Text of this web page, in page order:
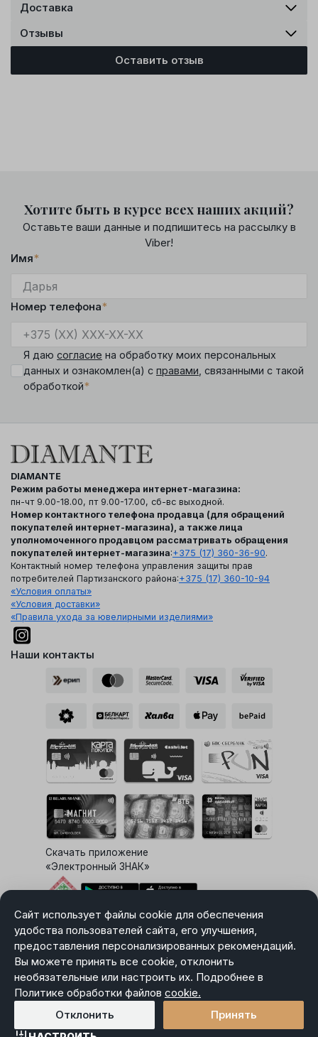
Доставка
Отзывы
Оставить отзыв
Сайт использует файлы cookie для обеспечения
удобства пользователей сайта, его улучшения,
предоставления персонализированных рекомендаций.
Вы можете принять все cookie, отклонить
необязательные или настроить их. Подробнее в
Политике обработки файлов cookie.
Отклонить Принять
Хотите быть в курсе всех наших акций?
Оставьте ваши данные и подпишитесь на рассылку в
Viber!
Имя*
Номер телефона*
Я даю согласие на обработку моих персональных
данных и ознакомлен(а) с правами , связанными с такой
обработкой*
DIAMANTE
Режим работы менеджера интернет-магазина:
пн-чт 9.00-18.00, пт 9.00-17.00, сб-вс выходной.
Номер контактного телефона продавца (для обращений
покупателей интернет-магазина), а также лица
уполномоченного продавцом рассматривать обращения
покупателей интернет-магазина:+375 (17) 360-36-90.
Контактный номер телефона управления защиты прав
потребителей Партизанского района:+375 (17) 360-10-94
«Условия оплаты»
«Условия доставки»
«Правила ухода за ювелирными изделиями»
Наши контакты
Скачать приложение
«Электронный ЗНАК»
Выбор настроек Cookie
Карта сайта
Политика в отношении обработки персональных данных
Пользовательское соглашение